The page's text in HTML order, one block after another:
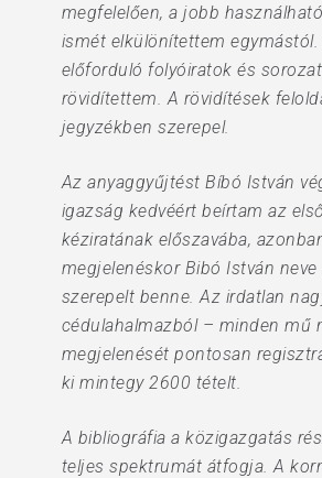
megfelelően, a jobb
ismét elkülönítettem egymástól.
előforduló folyóiratok és
rövidítettem. A rövidítések
jegyzékben szerepel.
Az anyaggyűjtést Bíbó István
igazság kedvéért beírtam az
kéziratának előszavába,
megjelenéskor Bibó István neve
szerepelt benne. Az irdatlan
cédulahalmazból – minden mű
megjelenését pontosan
ki mintegy 2600 tételt.
A bibliográfia a közigazgatás
teljes spektrumát átfogja. A